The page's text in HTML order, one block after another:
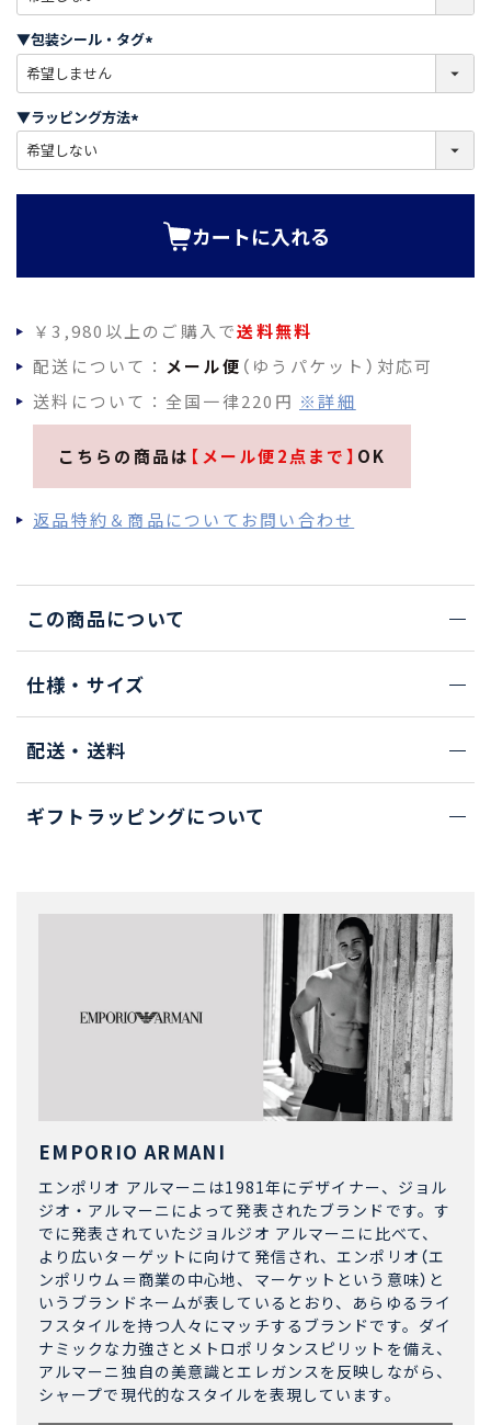
必
)
▼包装シール・タグ
必
)
▼ラッピング方法
必
カートに入れる
￥3,980以上のご購入で送料無料
配送について： メール便 （ゆうパケット）対応可
送料について：全国一律220円 ※詳細
こちらの商品は 【メール便2点まで】 OK
返品特約＆商品についてお問い合わせ
この商品について
仕様・サイズ
配送・送料
ギフトラッピングについて
EMPORIO ARMANI
エンポリオ アルマーニは1981年にデザイナー、ジョル
ジオ・アルマーニによって発表されたブランドです。す
でに発表されていたジョルジオ アルマーニに比べて、
より広いターゲットに向けて発信され、エンポリオ（エ
ンポリウム＝商業の中心地、マーケットという意味）と
いうブランドネームが表しているとおり、あらゆるライ
フスタイルを持つ人々にマッチするブランドです。ダイ
ナミックな力強さとメトロポリタンスピリットを備え、
アルマーニ独自の美意識とエレガンスを反映しながら、
シャープで現代的なスタイルを表現しています。